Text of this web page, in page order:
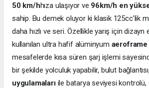
50 km/hhıza ulaşıyor ve 96km/h en
sahip. Bu demek oluyor ki klasik 125cc’lik
daha hızlı ve seri. Özellikle yarış için
kullanılan ultra hafif alüminyum aeroframe
mesafelerde kısa süren şarj işlemi
bir şekilde yolculuk yapabilir, bulut bağlantısı,
uygulamalarıile batarya seviyesi kontrolü,